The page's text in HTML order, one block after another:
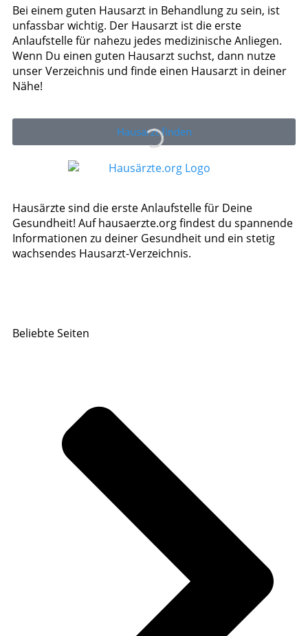
Bei einem guten Hausarzt in Behandlung zu sein, ist
unfassbar wichtig. Der Hausarzt ist die erste
Anlaufstelle für nahezu jedes medizinische Anliegen.
Wenn Du einen guten Hausarzt suchst, dann nutze
unser Verzeichnis und finde einen Hausarzt in deiner
Nähe!
Hausarzt finden
Hausärzte sind die erste Anlaufstelle für Deine
Gesundheit! Auf hausaerzte.org findest du spannende
Informationen zu deiner Gesundheit und ein stetig
wachsendes Hausarzt-Verzeichnis.
Beliebte Seiten